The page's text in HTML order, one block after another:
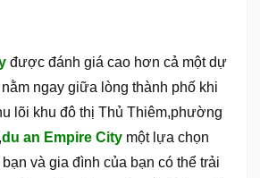
được đánh giá cao hơn cả một dự
ngay giữa lòng thành phố khi
lõi khu đô thị Thủ Thiêm,phường
du an Empire City một lựa chọn
và gia đình của bạn có thể trải